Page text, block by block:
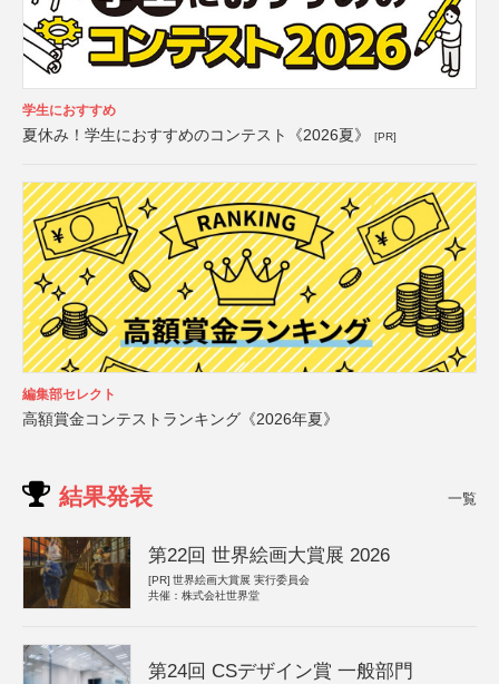
学生におすすめ
夏休み！学生におすすめのコンテスト《2026夏》 [PR]
編集部セレクト
高額賞金コンテストランキング《2026年夏》
結果発表 一覧
第22回 世界絵画大賞展 2026
[PR] 世界絵画大賞展 実行委員会
共催：株式会社世界堂
第24回 CSデザイン賞 一般部門